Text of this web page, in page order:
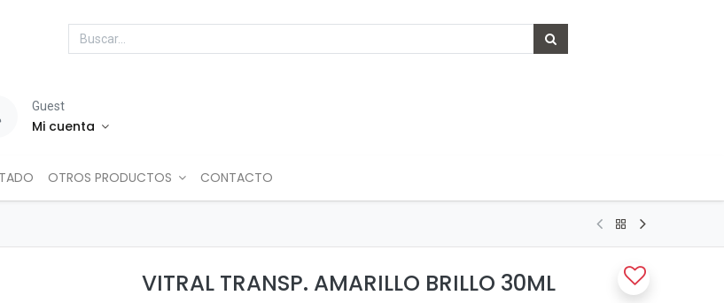
Guest
Mi cuenta
OTROS PRODUCTOS CONTACTO
VITRAL TRANSP. AMARILLO BRILLO 30ML